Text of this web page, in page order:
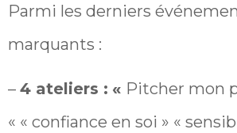
Parmi les derniers
marquants :
– 4 ateliers : « Pitcher mon
« « confiance en soi » «